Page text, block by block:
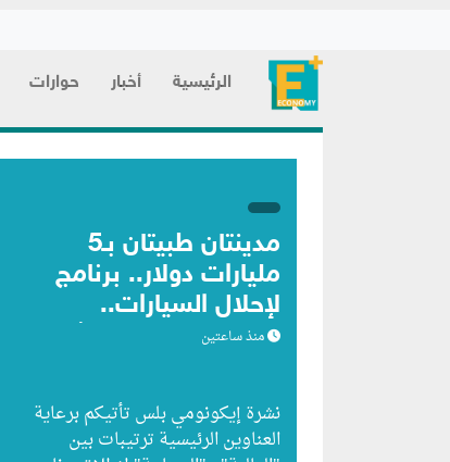
الرئيسية أخبار حوارات
مدينتان طبيتان بـ5
مليارات دولار.. برنامج
لإحلال السيارات..
الاحتياطي يرتفع للشهر
منذ ساعتين
نشرة إيكونومي بلس تأتيكم برعاية
العناوين الرئيسية ترتيبات بين